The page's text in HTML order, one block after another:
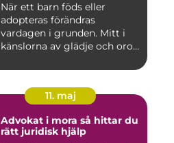
När ett barn föds eller
adopteras förändras
vardagen i grunden. Mitt i
känslorna av glädje och oro
11. maj
Advokat i mora så hittar du
rätt juridisk hjälp